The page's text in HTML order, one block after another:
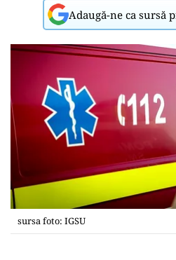
Adaugă-ne ca sursă
sursa foto: IGSU